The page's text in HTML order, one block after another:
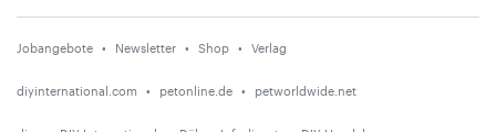
Jobangebote Newsletter Shop Verlag
diyinternational.com petonline.de petworldwide.net